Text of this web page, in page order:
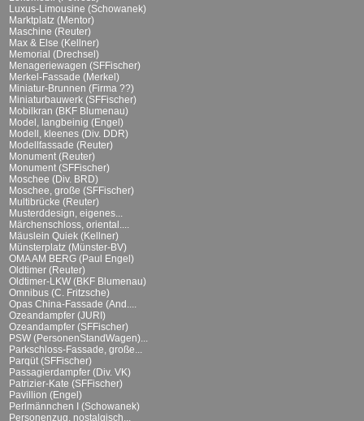
Luxus-Limousine (Schowanek)
Marktplatz (Mentor)
Maschine (Reuter)
Max & Else (Kellner)
Memorial (Drechsel)
Menageriewagen (SFFischer)
Merkel-Fassade (Merkel)
Miniatur-Brunnen (Firma ??)
Miniaturbauwerk (SFFischer)
Mobilkran (BKF Blumenau)
Model, langbeinig (Engel)
Modell, kleenes (Div. DDR)
Modellfassade (Reuter)
Monument (Reuter)
Monument (SFFischer)
Moschee (Div. BRD)
Moschee, große (SFFischer)
Multibrücke (Reuter)
Musterddesign, eigenes...
Märchenschloss, oriental....
Mäuslein Quiek (Kellner)
Münsterplatz (Münster-BV)
OMA AM BERG (Paul Engel)
Oldtimer (Reuter)
Oldtimer-LKW (BKF Blumenau)
Omnibus (C. Fritzsche)
Opas China-Fassade (And....
Ozeandampfer (JURI)
Ozeandampfer (SFFischer)
PSW (PersonenStandWagen)...
Parkschloss-Fassade, große...
Parqüt (SFFischer)
Passagierdampfer (Div. VK)
Patrizier-Kate (SFFischer)
Pavillion (Engel)
Perlmännchen I (Schowanek)
Personenzug, nostalgisch...